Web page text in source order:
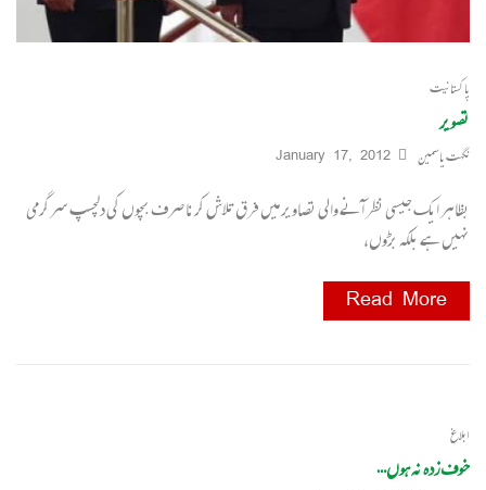
پاکستانیت
تصویر
نگہت یاسمین January 17, 2012
بظاہر ایک جیسی نظر آنے والی تصاویر میں فرق تلاش کرنا صرف بچوں کی دلچسپ سرگرمی
نہیں ہے بلکہ بڑوں،
Read More
ابلاغ
خوف زدہ نہ ہوں…